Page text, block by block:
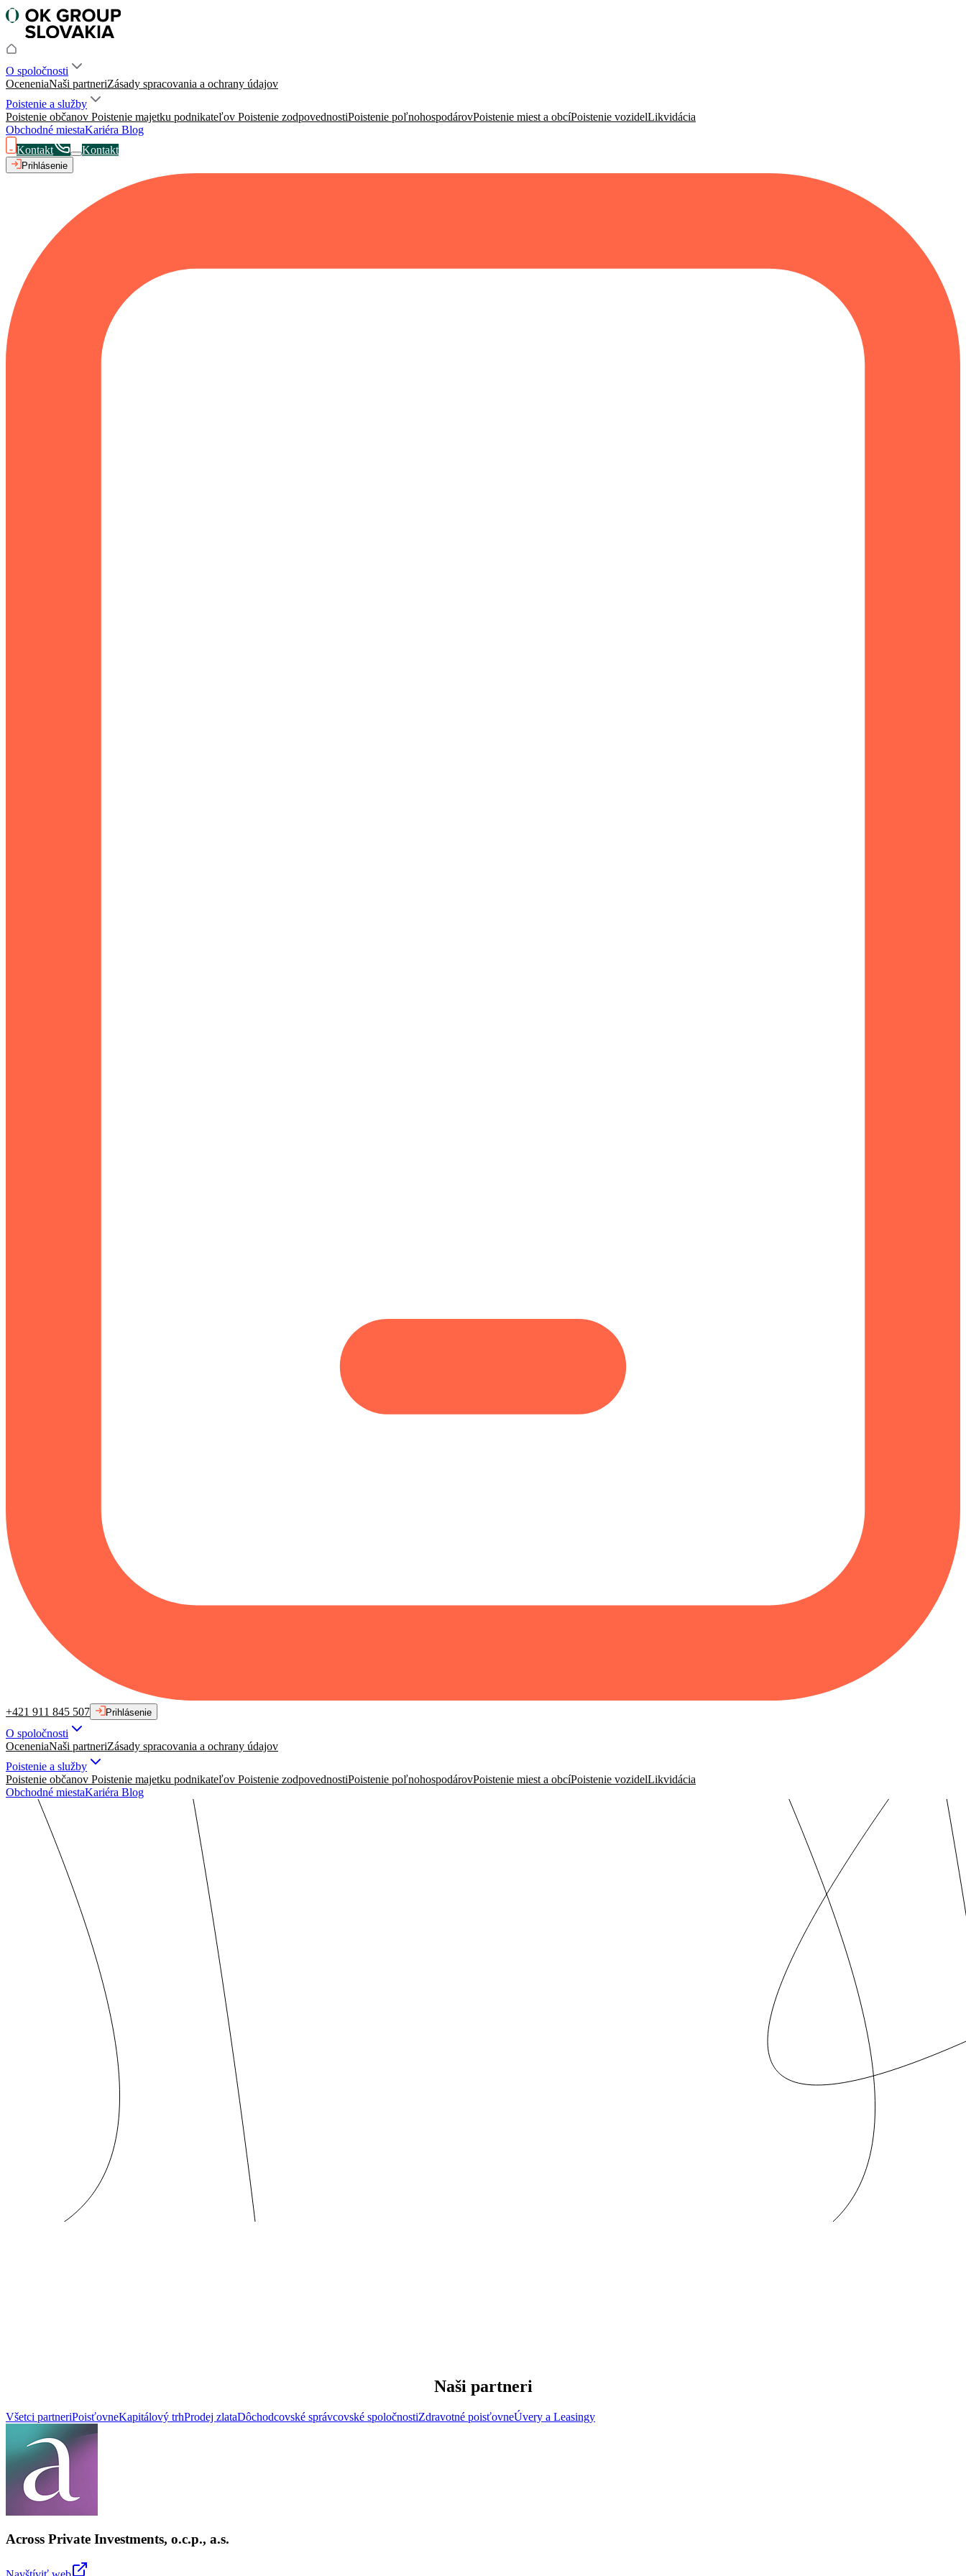
O spoločnosti
OceneniaNaši partneriZásady spracovania a ochrany údajov
Poistenie a služby
Poistenie občanov Poistenie majetku podnikateľov Poistenie zodpovednostiPoistenie poľnohospodárovPoistenie miest a obcíPoistenie vozidelLikvidácia
Obchodné miestaKariéra Blog
Kontakt
Kontakt
Prihlásenie
+421 911 845 507 Prihlásenie
O spoločnosti
OceneniaNaši partneriZásady spracovania a ochrany údajov
Poistenie a služby
Poistenie občanov Poistenie majetku podnikateľov Poistenie zodpovednostiPoistenie poľnohospodárovPoistenie miest a obcíPoistenie vozidelLikvidácia
Obchodné miestaKariéra Blog
Naši partneri
Všetci partneriPoisťovneKapitálový trhProdej zlataDôchodcovské správcovské spoločnostiZdravotné poisťovneÚvery a Leasingy
Across Private Investments, o.c.p., a.s.